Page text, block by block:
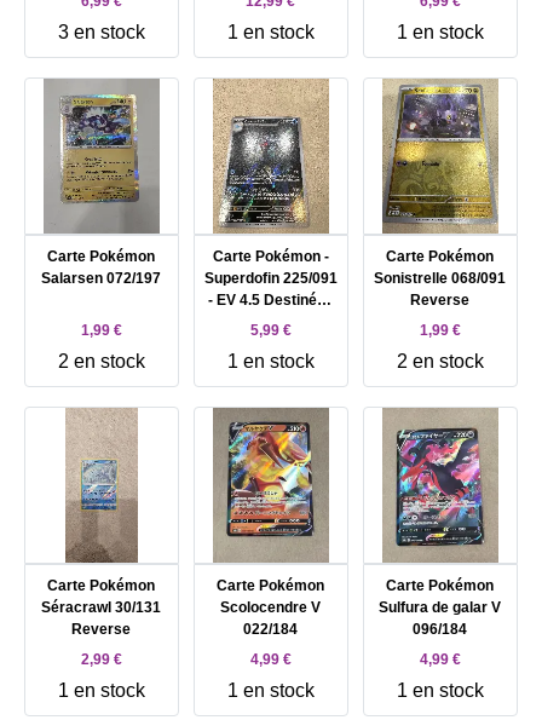
3 en stock 1 en stock 1 en stock
Carte Pokémon
Salarsen 072/197
1,99 €
2 en stock
Carte Pokémon -
Superdofin 225/091
- EV 4.5 Destinées
De Paldea Holo
5,99 €
1 en stock
Carte Pokémon
Sonistrelle 068/091
Reverse
1,99 €
2 en stock
Carte Pokémon
Séracrawl 30/131
Reverse
2,99 €
1 en stock
Carte Pokémon
Scolocendre V
022/184
4,99 €
1 en stock
Carte Pokémon
Sulfura de galar V
096/184
4,99 €
1 en stock